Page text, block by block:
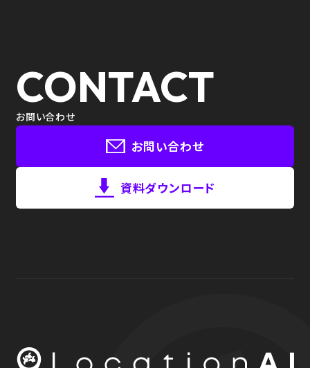
CONTACT
お問い合わせ
お問い合わせ
資料ダウンロード